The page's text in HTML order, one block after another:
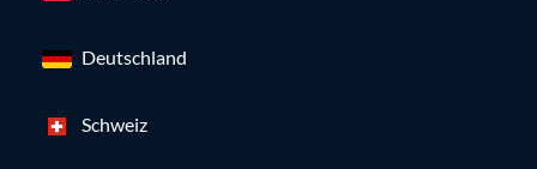
Deutschland
Schweiz